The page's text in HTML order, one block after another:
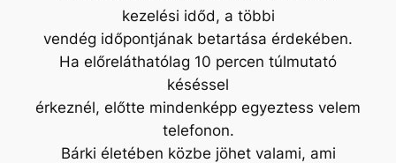
kezelési időd, a többi
vendég időpontjának betartása érdekében.
Ha előreláthatólag 10 percen túlmutató
késéssel
érkeznél, előtte mindenképp egyeztess velem
telefonon.
Bárki életében közbe jöhet valami, ami